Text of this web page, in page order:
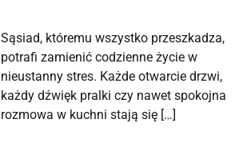
Sąsiad, któremu wszystko przeszkadza,
potrafi zamienić codzienne życie w
nieustanny stres. Każde otwarcie drzwi,
każdy dźwięk pralki czy nawet spokojna
rozmowa w kuchni stają się […]